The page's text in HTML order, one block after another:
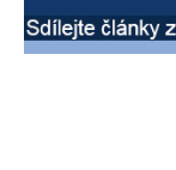
SOCIÁLNÍ SÍTĚ